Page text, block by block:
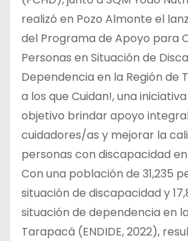
realizó en Pozo Almonte el
del Programa de Apoyo para
Personas en Situación de
Dependencia en la Región de
a los que Cuidan!, una
objetivo brindar apoyo
cuidadores/as y mejorar la
personas con discapacidad
Con una población de 31,235
situación de discapacidad y
situación de dependencia en
Tarapacá (ENDIDE, 2022),